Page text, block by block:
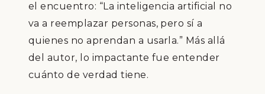
el encuentro: “La inteligencia artificial no
va a reemplazar personas, pero sí a
quienes no aprendan a usarla.” Más allá
del autor, lo impactante fue entender
cuánto de verdad tiene.